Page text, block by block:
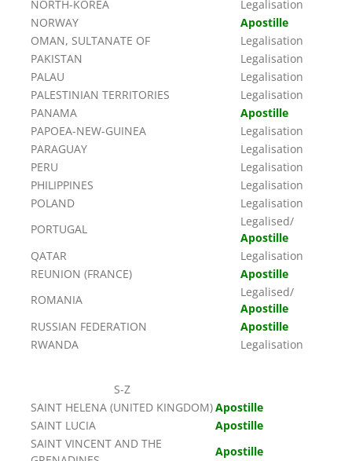
NORTH-KOREA
Legalisation
NORWAY
Apostille
OMAN, SULTANATE OF
Legalisation
PAKISTAN
Legalisation
PALAU
Legalisation
PALESTINIAN TERRITORIES
Legalisation
PANAMA
Apostille
PAPOEA-NEW-GUINEA
Legalisation
PARAGUAY
Legalisation
PERU
Legalisation
PHILIPPINES
Legalisation
POLAND
Legalisation
PORTUGAL
Legalised/
Apostille
QATAR
Legalisation
REUNION (FRANCE)
Apostille
ROMANIA
Legalised/
Apostille
RUSSIAN FEDERATION
Apostille
RWANDA
Legalisation
S-Z
SAINT HELENA (UNITED KINGDOM)Apostille
SAINT LUCIA
Apostille
SAINT VINCENT AND THE
Apostille